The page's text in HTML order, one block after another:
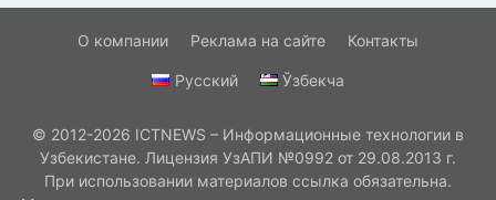
О компании Реклама на сайте Контакты
Русский Ўзбекча
© 2012-2026 ICTNEWS – Информационные технологии в
Узбекистане. Лицензия УзАПИ №0992 от 29.08.2013 г.
При использовании материалов ссылка обязательна.